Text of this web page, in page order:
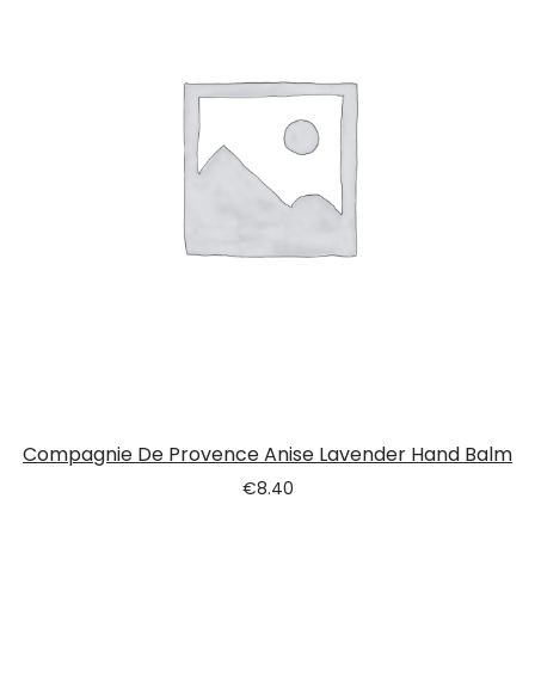
Compagnie De Provence Anise Lavender Hand Balm
€8.40